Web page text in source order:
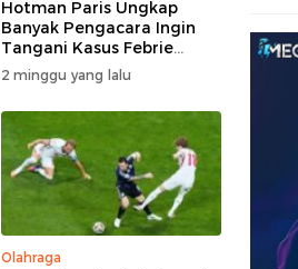
Hotman Paris Ungkap
Banyak Pengacara Ingin
Tangani Kasus Febrie
Adriansyah: Disebut “The
Dream Case”
2 minggu yang lalu
Olahraga